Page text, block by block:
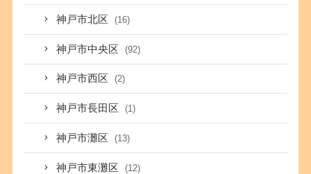
神戸市北区 (16)
神戸市中央区 (92)
神戸市西区 (2)
神戸市長田区 (1)
神戸市灘区 (13)
神戸市東灘区 (12)